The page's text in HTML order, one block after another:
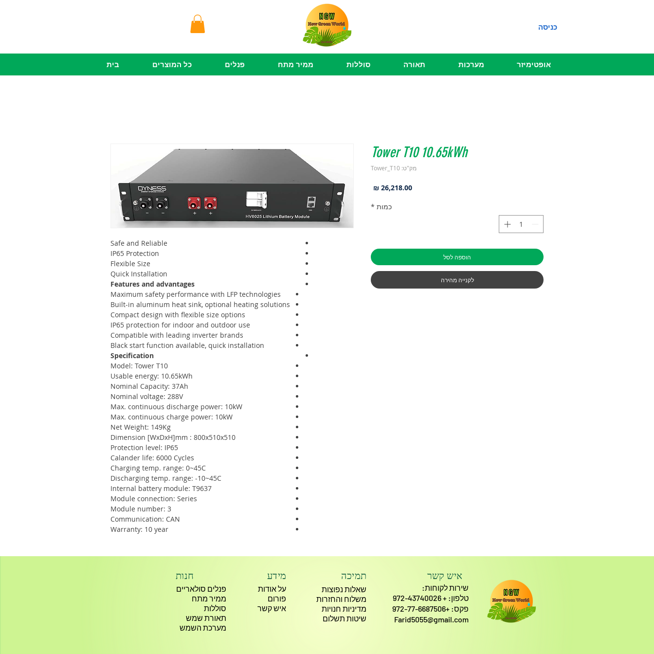
כניסה
בית כל המוצרים פנלים ממיר מתח סוללות תאורה מערכות אופטימיזר
Safe and Reliable
IP65 Protection
Flexible Size
Quick Installation
Features and advantages
Maximum safety performance with LFP technologies
Built-in aluminum heat sink, optional heating solutions
Compact design with flexible size options
IP65 protection for indoor and outdoor use
Compatible with leading inverter brands
Black start function available, quick installation
Specification
Model: Tower T10
Usable energy: 10.65kWh
Nominal Capacity: 37Ah
Nominal voltage: 288V
Max. continuous discharge power: 10kW
Max. continuous charge power: 10kW
Net Weight: 149Kg
Dimension [WxDxH]mm : 800x510x510
Protection level: IP65
Calander life: 6000 Cycles
Charging temp. range: 0~45C
Discharging temp. range: -10~45C
Internal battery module: T9637
Module connection: Series
Module number: 3
Communication: CAN
Warranty: 10 year
Tower T10 10.65kWh
מק"ט: Tower_T10
כמות *
הוספה לסל
לקנייה מהירה
חנות
פנלים סולאריים
ממיר מתח
סוללות
תאורת שמש
מערכת השמש
מידע
על אודות
פורום
איש קשר
תמיכה
שאלות נפוצות
משלוח והחזרות
מדיניות חנויות
שיטות תשלום
איש קשר
שירות לקוחות:
טלפון: + 972-43740026
פקס: +972-77-6687506
Farid5055@gmail.com